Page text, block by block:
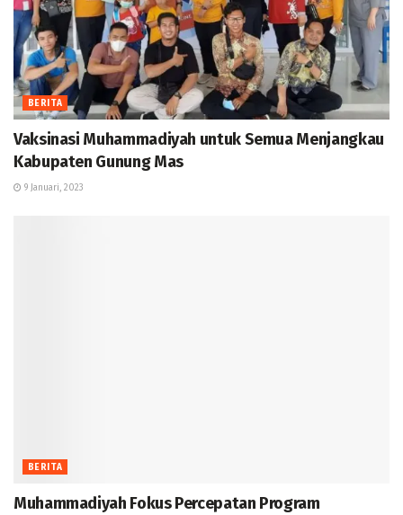
BERITA
Vaksinasi Muhammadiyah untuk Semua Menjangkau
Kabupaten Gunung Mas
9 Januari, 2023
BERITA
Muhammadiyah Fokus Percepatan Program